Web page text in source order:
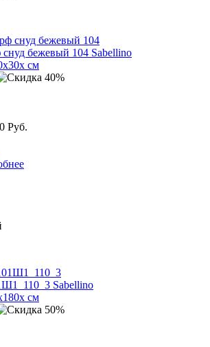
бежевый 104 Sabellino
см
Руб.
Sabellino
см